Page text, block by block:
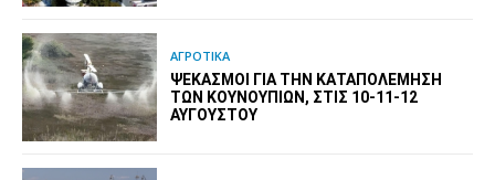
ΑΓΡΟΤΙΚΑ
ΨΕΚΑΣΜΟΊ ΓΙΑ ΤΗΝ ΚΑΤΑΠΟΛΈΜΗΣΗ
ΤΩΝ ΚΟΥΝΟΥΠΙΏΝ, ΣΤΙΣ 10-11-12
ΑΥΓΟΎΣΤΟΥ